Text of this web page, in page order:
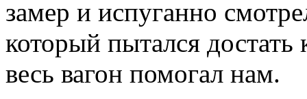
замер и испуганно
который пытался
весь вагон помогал нам.